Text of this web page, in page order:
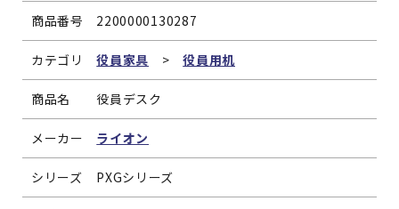
商品番号 2200000130287
カテゴリ 役員家具 >役員用机
商品名 役員デスク
メーカー ライオン
シリーズ PXGシリーズ